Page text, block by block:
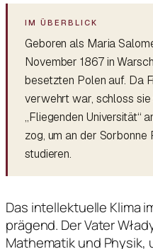
Geboren als Maria
November 1867 in
besetzten Polen auf. Da
verwehrt war, schloss
„Fliegenden Universität“
zog, um an der Sorbonne
studieren.
Das intellektuelle Klima
prägend. Der Vater
Mathematik und Physik,